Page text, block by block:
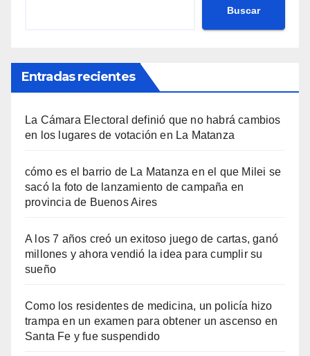
Buscar
Entradas recientes
La Cámara Electoral definió que no habrá cambios
en los lugares de votación en La Matanza
cómo es el barrio de La Matanza en el que Milei se
sacó la foto de lanzamiento de campaña en
provincia de Buenos Aires
A los 7 años creó un exitoso juego de cartas, ganó
millones y ahora vendió la idea para cumplir su
sueño
Como los residentes de medicina, un policía hizo
trampa en un examen para obtener un ascenso en
Santa Fe y fue suspendido